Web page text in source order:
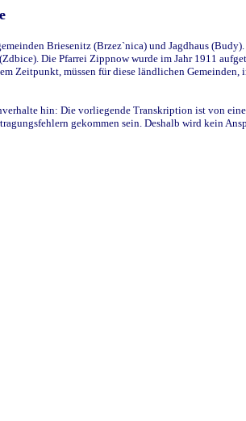
Briesenitz (Brzez`nica) und Jagdhaus
Die Pfarrei Zippnow wurde im Jahr 1911
müssen für diese ländlichen Gemeinden,
hin: Die vorliegende Transkription ist von
gekommen sein. Deshalb wird kein